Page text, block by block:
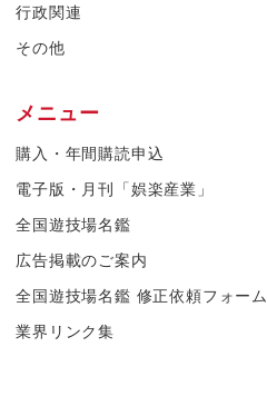
行政関連
その他
メニュー
購入・年間購読申込
電子版・月刊「娯楽産業」
全国遊技場名鑑
広告掲載のご案内
全国遊技場名鑑 修正依頼フォーム
業界リンク集